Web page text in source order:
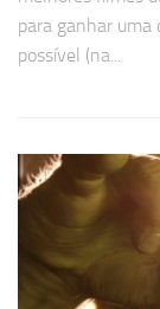
para ganhar uma
possível (na...